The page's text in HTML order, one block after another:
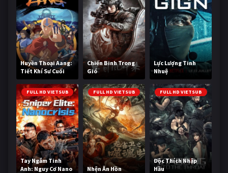
Huyền Thoại Aang:
Tiết Khí Sư Cuối
Cùng
Chiến Binh Trong
Gió
Lực Lượng Tinh
Nhuệ
FULL HD VIETSUB
Tay Ngắm Tinh
Anh: Nguy Cơ Nano
FULL HD VIETSUB
Nhện Ăn Hồn
FULL HD VIETSUB
Độc Thích Nhập
Hầu